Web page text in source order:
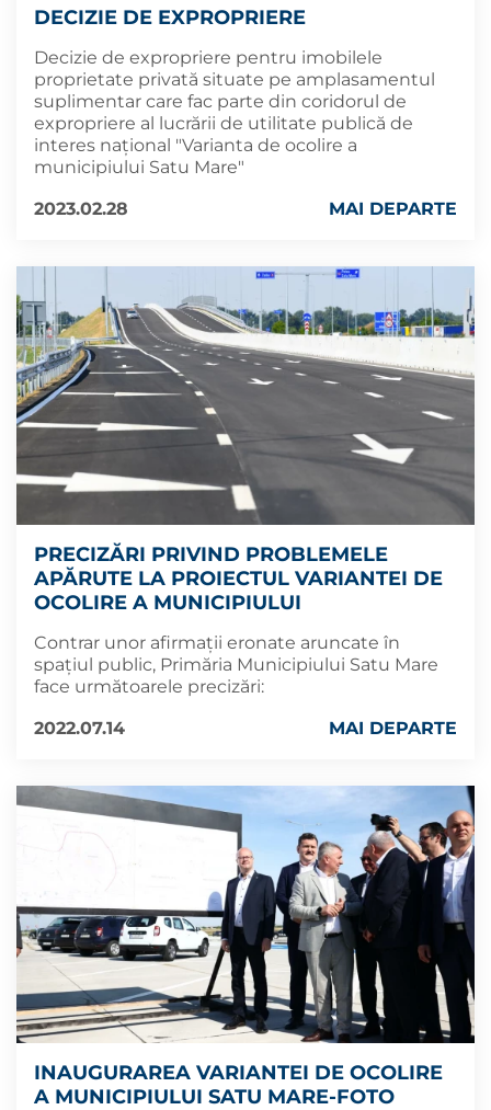
DECIZIE DE EXPROPRIERE
Decizie de expropriere pentru imobilele
proprietate privată situate pe amplasamentul
suplimentar care fac parte din coridorul de
expropriere al lucrării de utilitate publică de
interes național "Varianta de ocolire a
municipiului Satu Mare"
2023.02.28
MAI DEPARTE
PRECIZĂRI PRIVIND PROBLEMELE
APĂRUTE LA PROIECTUL VARIANTEI DE
OCOLIRE A MUNICIPIULUI
Contrar unor afirmații eronate aruncate în
spațiul public, Primăria Municipiului Satu Mare
face următoarele precizări:
2022.07.14
MAI DEPARTE
INAUGURAREA VARIANTEI DE OCOLIRE
A MUNICIPIULUI SATU MARE-FOTO